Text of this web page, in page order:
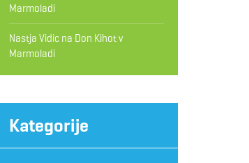
Marmoladi
Nastja Vidicna Don Kihot v
Marmoladi
Kategorije